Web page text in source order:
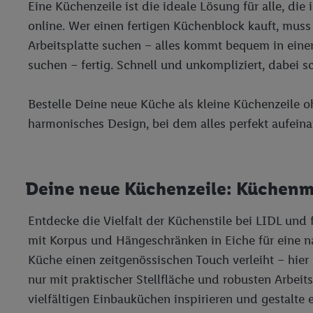
Eine Küchenzeile ist die ideale Lösung für alle,
online. Wer einen fertigen Küchenblock kauft,
Arbeitsplatte suchen – alles kommt bequem in
suchen – fertig. Schnell und unkompliziert, dabei
Bestelle Deine neue Küche als kleine Küchenzeile
harmonisches Design, bei dem alles perfekt
Deine neue Küchenzeile:
Entdecke die Vielfalt der Küchenstile bei LIDL und
mit Korpus und Hängeschränken in Eiche für eine
Küche einen zeitgenössischen Touch verleiht –
nur mit praktischer Stellfläche und robusten
vielfältigen Einbauküchen inspirieren und gestalte
Adresse in
Zudem erlauben Sie
den Lidl-Diensten
Wenn das der Fall ist,
verwenden, um Sie
Insbesondere können
werden, damit wir
Telekommunikations-
die Lidl-Dienste)
Durch einen Klick auf
„Zustimmen“
genannten Partner zu.
jederzeit mit Wirkung
finden Sie hier.Unter
nachfolgend